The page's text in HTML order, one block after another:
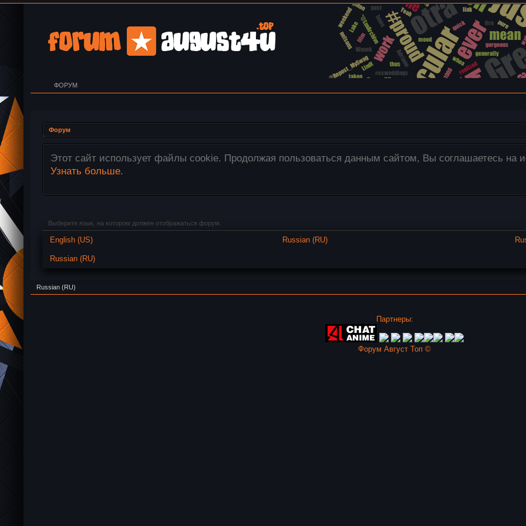
Форум
Ваших файлов cookie. Внимание! Все изображения загружаются только на наш сервер! Для
Выберите язык, на котором должен отображаться форум.
English (US) Russian (RU)
Russian (RU)
ФОРУМ
Russian (RU)
Партнеры:
Форум Август Топ ©